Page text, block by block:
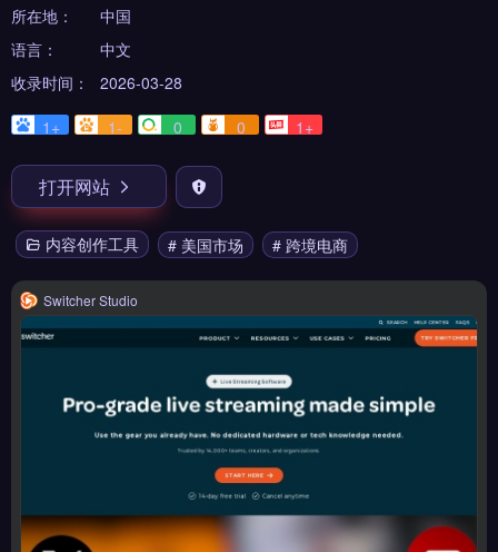
所在地：
中国
语言：
中文
收录时间：
2026-03-28
1+
1- 0 0 1+
打开网站
内容创作工具 # 美国市场 # 跨境电商
Switcher Studio